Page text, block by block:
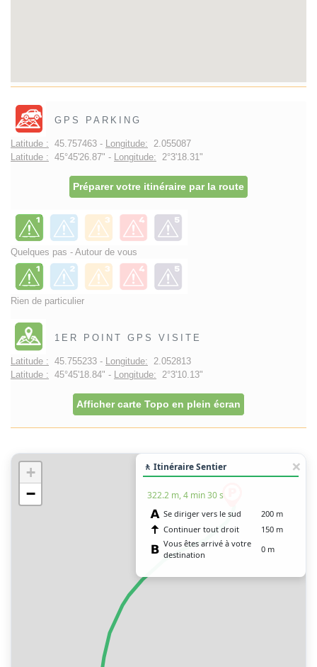
GPS PARKING
Latitude : 45.757463 - Longitude: 2.055087
Latitude : 45°45'26.87" - Longitude: 2°3'18.31"
Préparer votre itinéraire par la route
Quelques pas - Autour de vous
Rien de particulier
1ER POINT GPS VISITE
Latitude : 45.755233 - Longitude: 2.052813
Latitude : 45°45'18.84" - Longitude: 2°3'10.13"
Afficher carte Topo en plein écran
+
−
🚶 Itinéraire Sentier
322.2 m, 4 min 30 s
Se diriger vers le sud
200 m
Continuer tout droit
150 m
Vous êtes arrivé à votre
destination
0 m